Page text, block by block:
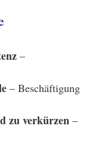
–
– Beschäftigung
zu verkürzen –